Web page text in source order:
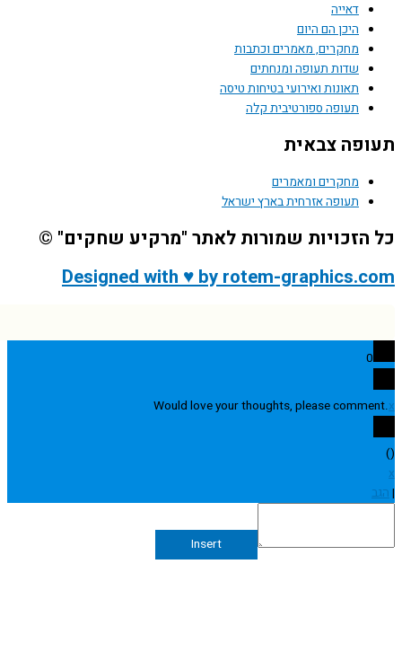
דאייה
היכן הם היום
מחקרים, מאמרים וכתבות
שדות תעופה ומנחתים
תאונות ואירועי בטיחות טיסה
תעופה ספורטיבית קלה
צבאית
מחקרים ומאמרים
תעופה אזרחית בארץ ישראל
שמורות לאתר "מרקיע שחקים" ©
Designed with ♥ by rotem-
Would love your thoughts, please
Insert